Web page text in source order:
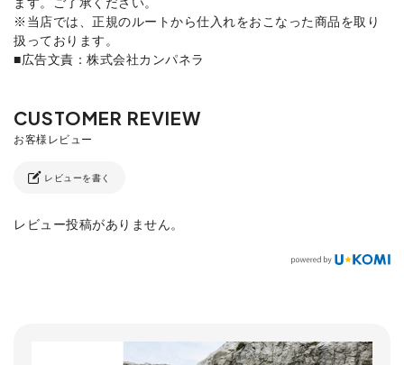
※当店では、正規のルートから仕入れをおこなった商品を取り
扱っております。
■広告文責：株式会社カンパネラ
レビューを書く
レビュー投稿がありません。